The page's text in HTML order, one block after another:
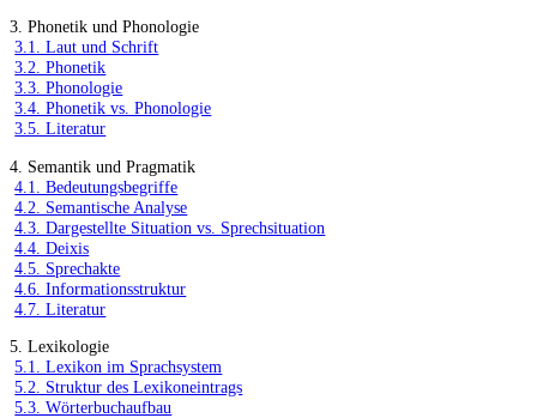
3. Phonetik und Phonologie
3.1. Laut und Schrift
3.2. Phonetik
3.3. Phonologie
3.4. Phonetik vs. Phonologie
3.5. Literatur
4. Semantik und Pragmatik
4.1. Bedeutungsbegriffe
4.2. Semantische Analyse
4.3. Dargestellte Situation vs. Sprechsituation
4.4. Deixis
4.5. Sprechakte
4.6. Informationsstruktur
4.7. Literatur
5. Lexikologie
5.1. Lexikon im Sprachsystem
5.2. Struktur des Lexikoneintrags
5.3. Wörterbuchaufbau